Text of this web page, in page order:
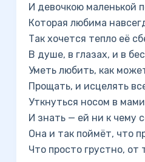
И девочкою маленькой
Которая любима
Так хочется тепло её
В душе, в глазах, и в
Уметь любить, как
Прощать, и исцелять
Уткнуться носом в
И знать — ей ни к чему
Она и так поймёт, что
Что просто грустно, от